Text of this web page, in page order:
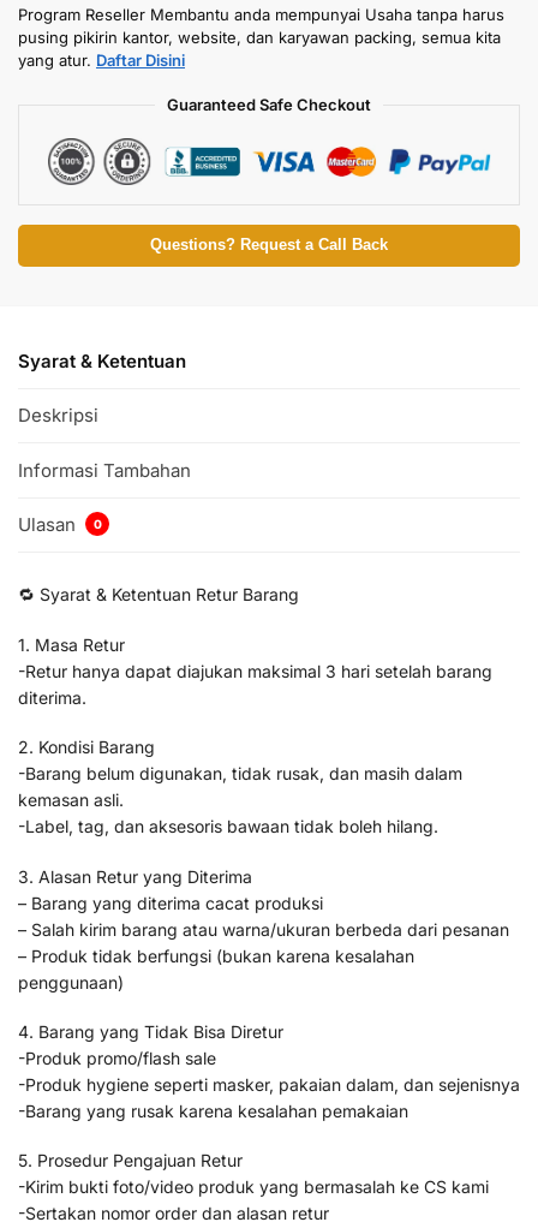
Program Reseller Membantu anda mempunyai Usaha tanpa harus
pusing pikirin kantor, website, dan karyawan packing, semua kita
yang atur. Daftar Disini
Guaranteed Safe Checkout
Questions? Request a Call Back
Syarat & Ketentuan
Deskripsi
Informasi Tambahan
Ulasan 0
🔁 Syarat & Ketentuan Retur Barang
1. Masa Retur
-Retur hanya dapat diajukan maksimal 3 hari setelah barang
diterima.
2. Kondisi Barang
-Barang belum digunakan, tidak rusak, dan masih dalam
kemasan asli.
-Label, tag, dan aksesoris bawaan tidak boleh hilang.
3. Alasan Retur yang Diterima
– Barang yang diterima cacat produksi
– Salah kirim barang atau warna/ukuran berbeda dari pesanan
– Produk tidak berfungsi (bukan karena kesalahan
penggunaan)
4. Barang yang Tidak Bisa Diretur
-Produk promo/flash sale
-Produk hygiene seperti masker, pakaian dalam, dan sejenisnya
-Barang yang rusak karena kesalahan pemakaian
5. Prosedur Pengajuan Retur
-Kirim bukti foto/video produk yang bermasalah ke CS kami
-Sertakan nomor order dan alasan retur